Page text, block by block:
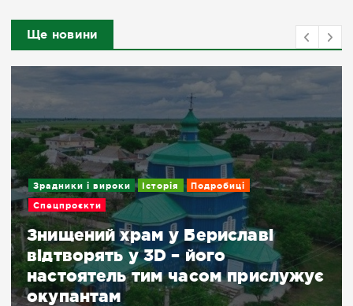
Ще новини
Подробиці
«Шахраї лазитимуть по
у пошуку чеків»: українці
обурені нововведенням
Укрпошти – у чому суть